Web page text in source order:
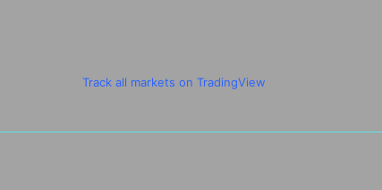
Track all markets on TradingView